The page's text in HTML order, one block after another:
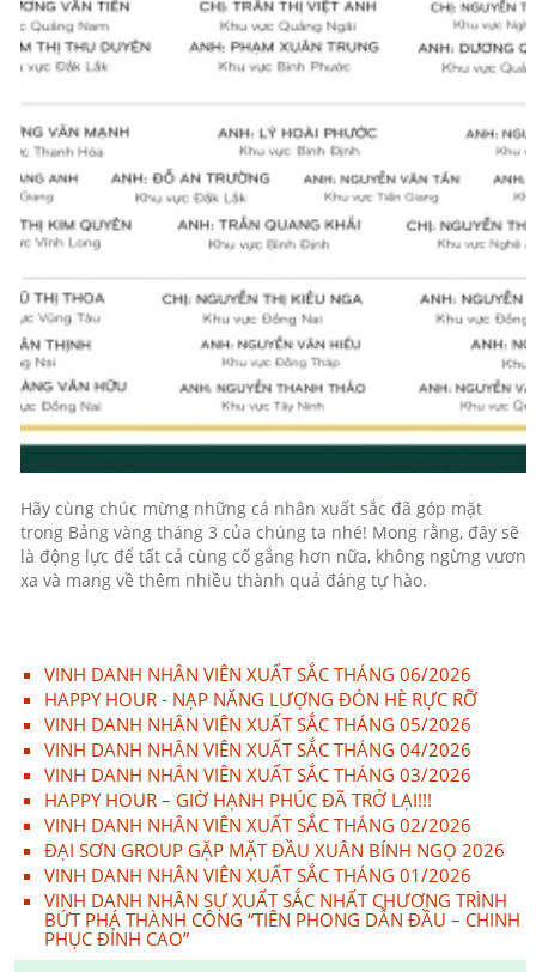
Hãy cùng chúc mừng những cá nhân xuất sắc đã góp mặt
trong Bảng vàng tháng 3 của chúng ta nhé! Mong rằng, đây sẽ
là động lực để tất cả cùng cố gắng hơn nữa, không ngừng vươn
xa và mang về thêm nhiều thành quả đáng tự hào.
VINH DANH NHÂN VIÊN XUẤT SẮC THÁNG 06/2026
HAPPY HOUR - NẠP NĂNG LƯỢNG ĐÓN HÈ RỰC RỠ
VINH DANH NHÂN VIÊN XUẤT SẮC THÁNG 05/2026
VINH DANH NHÂN VIÊN XUẤT SẮC THÁNG 04/2026
VINH DANH NHÂN VIÊN XUẤT SẮC THÁNG 03/2026
HAPPY HOUR – GIỜ HẠNH PHÚC ĐÃ TRỞ LẠI!!!
VINH DANH NHÂN VIÊN XUẤT SẮC THÁNG 02/2026
ĐẠI SƠN GROUP GẶP MẶT ĐẦU XUÂN BÍNH NGỌ 2026
VINH DANH NHÂN VIÊN XUẤT SẮC THÁNG 01/2026
VINH DANH NHÂN SỰ XUẤT SẮC NHẤT CHƯƠNG TRÌNH
BỨT PHÁ THÀNH CÔNG “TIÊN PHONG DẪN ĐẦU – CHINH
PHỤC ĐỈNH CAO”